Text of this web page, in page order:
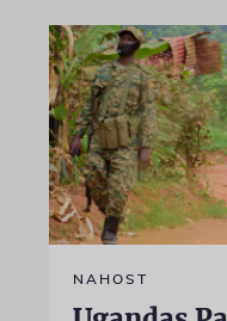
NAHOST